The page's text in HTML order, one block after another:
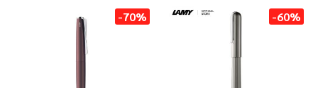
-70% -60%